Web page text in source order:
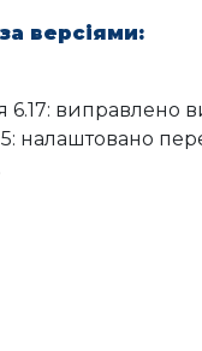
за версіями:
6.17: виправлено
налаштовано